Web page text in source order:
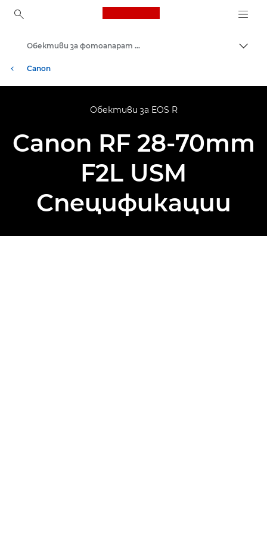
Canon Logo, back to
Canon
Обективи за фотоапарат Canon
Обективи за EOS R
Canon RF 28-70mm
F2L USM
Спецификации